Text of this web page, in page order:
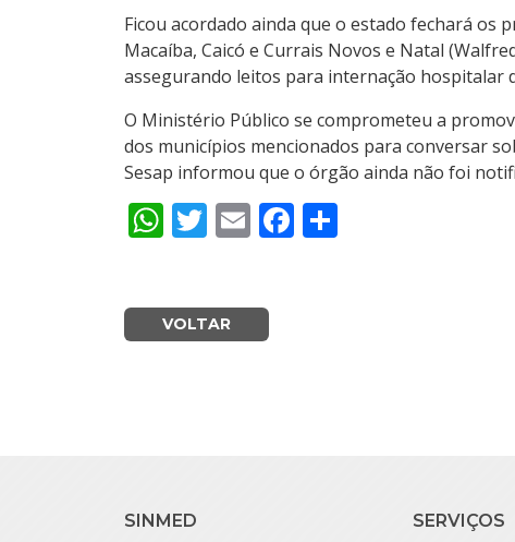
Ficou acordado ainda que o estado fechará
Macaíba, Caicó e Currais Novos e Natal
assegurando leitos para internação hospitalar
O Ministério Público se comprometeu a
dos municípios mencionados para conversar
Sesap informou que o órgão ainda não foi
WhatsApp
Twitter
EmailFacebook
VOLTAR
SINMED SERVIÇOS